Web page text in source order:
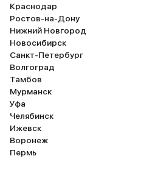
Краснодар
Ростов-на-Дону
Нижний Новгород
Новосибирск
Санкт-Петербург
Волгоград
Тамбов
Мурманск
Уфа
Челябинск
Ижевск
Воронеж
Пермь